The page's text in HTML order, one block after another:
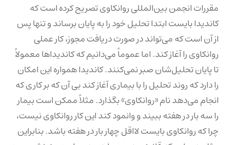
مقررات انجمن بین‌المللی روانکاوی تصریح کرده است که
کاندیدا بایست ابتدا تحلیل خود را به پایان برساند و تنها پس
از آن است که می‌تواند در صورت دریافت مجوز، کار عملی
روانکاوی را آغاز کند. اما عموماً می‌دانیم که کاندیداها معمولاً
تا پایان تحلیل‌شان صبر نمی‌کنند. کاندیدا همواره این امکان
را دارد که روند تحلیل را با بیماری آغاز کند بی آن که بر کاری که
انجام می‌دهد نام «روانکاوی» بگذارد. مثلاً ممکن است بیمار
را سه بار در هفته ببیند و وانمود کند این کار روانکاوی نیست،
چرا که روانکاوی ‌بایست لااقل چهار بار در هفته باشد. بنابراین